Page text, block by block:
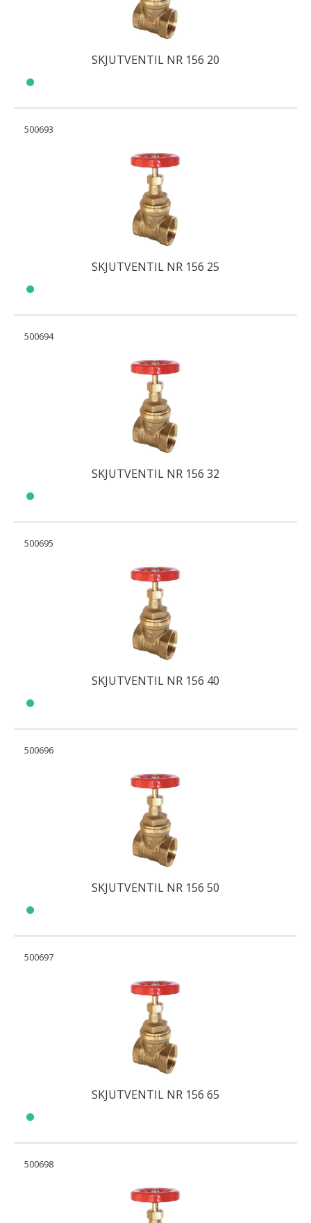
SKJUTVENTIL NR 156 20
500693
SKJUTVENTIL NR 156 25
500694
SKJUTVENTIL NR 156 32
500695
SKJUTVENTIL NR 156 40
500696
SKJUTVENTIL NR 156 50
500697
SKJUTVENTIL NR 156 65
500698